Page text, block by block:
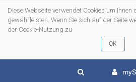
Diese Webseite verwendet Cookies um Ihnen
gewährleisten. Wenn Sie sich auf der Seite
der Cookie-Nutzung zu